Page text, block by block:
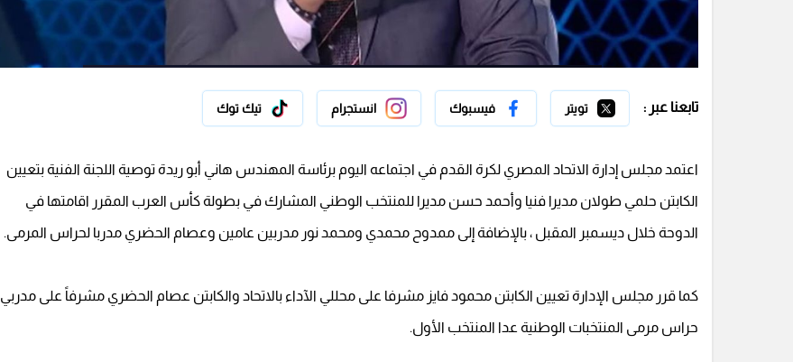
تابعنا عبر : تويتر فيسبوك انستجرام تيك توك
اعتمد مجلس إدارة الاتحاد المصري لكرة القدم في اجتماعه اليوم برئاسة المهندس هاني أبو ريدة توصية اللجنة الفنية بتعيين
الكابتن حلمي طولان مديرا فنيا وأحمد حسن مديرا للمنتخب الوطني المشارك في بطولة كأس العرب المقرر اقامتها في
الدوحة خلال ديسمبر المقبل ، بالإضافة إلى ممدوح محمدي ومحمد نور مدربين عامين وعصام الحضري مدربا لحراس المرمى.
كما قرر مجلس الإدارة تعيين الكابتن محمود فايز مشرفا على محللي الآداء بالاتحاد والكابتن عصام الحضري مشرفاً على مدربي
حراس مرمى المنتخبات الوطنية عدا المنتخب الأول.